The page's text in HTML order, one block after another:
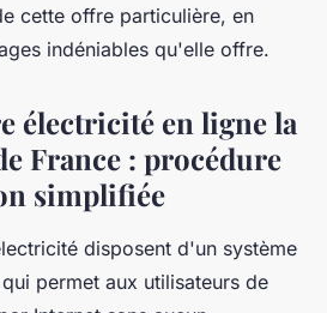
cette offre particulière, en
indéniables qu'elle offre.
électricité en ligne la
France : procédure
simplifiée
disposent d'un système
permet aux utilisateurs de